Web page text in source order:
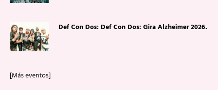
Def Con Dos: Def Con Dos: Gira Alzheimer 2026.
[Más eventos]